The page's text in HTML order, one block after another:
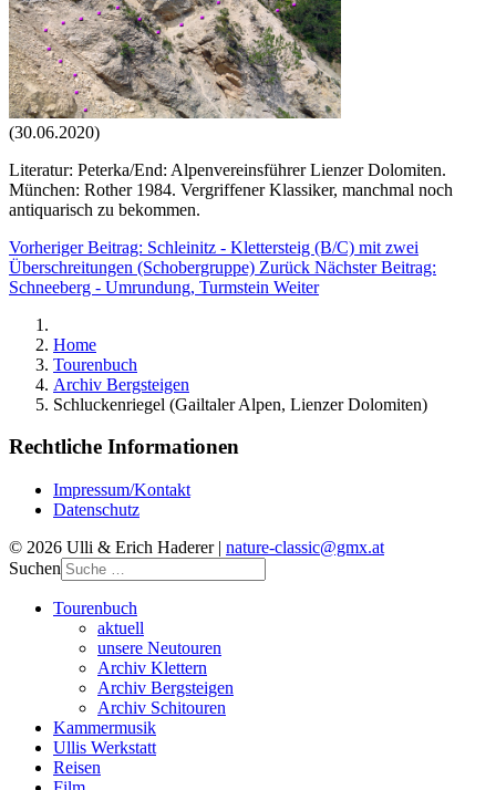
(30.06.2020)
Literatur: Peterka/End: Alpenvereinsführer Lienzer Dolomiten.
München: Rother 1984. Vergriffener Klassiker, manchmal noch
antiquarisch zu bekommen.
Vorheriger Beitrag: Schleinitz - Klettersteig (B/C) mit zwei
Überschreitungen (Schobergruppe) Zurück Nächster Beitrag:
Schneeberg - Umrundung, Turmstein Weiter
Home
Tourenbuch
Archiv Bergsteigen
Schluckenriegel (Gailtaler Alpen, Lienzer Dolomiten)
Rechtliche Informationen
Impressum/Kontakt
Datenschutz
© 2026 Ulli & Erich Haderer | nature-classic@gmx.at
Suchen
Tourenbuch
aktuell
unsere Neutouren
Archiv Klettern
Archiv Bergsteigen
Archiv Schitouren
Kammermusik
Ullis Werkstatt
Reisen